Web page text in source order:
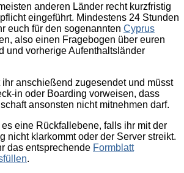
anderen Länder recht kurzfristig
eingeführt. Mindestens 24 Stunden
euch für den sogenannten Cyprus
also einen Fragebogen über euren
und vorherige Aufenthaltsländer
ihr anschießend zugesendet und müsst
in oder Boarding vorweisen, dass
ansonsten nicht mitnehmen darf.
eine Rückfallebene, falls ihr mit der
nicht klarkommt oder der Server streikt.
das entsprechende Formblatt
.